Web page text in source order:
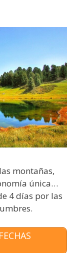
montañas,
única…
4 días por las